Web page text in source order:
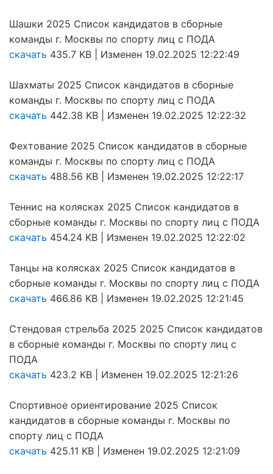
Шашки 2025 Список кандидатов в сборные
команды г. Москвы по спорту лиц с ПОДА
скачать 435.7 KB | Изменен 19.02.2025 12:22:49
Шахматы 2025 Список кандидатов в сборные
команды г. Москвы по спорту лиц с ПОДА
скачать 442.38 KB | Изменен 19.02.2025 12:22:32
Фехтование 2025 Список кандидатов в сборные
команды г. Москвы по спорту лиц с ПОДА
скачать 488.56 KB | Изменен 19.02.2025 12:22:17
Теннис на колясках 2025 Список кандидатов в
сборные команды г. Москвы по спорту лиц с ПОДА
скачать 454.24 KB | Изменен 19.02.2025 12:22:02
Танцы на колясках 2025 Список кандидатов в
сборные команды г. Москвы по спорту лиц с ПОДА
скачать 466.86 KB | Изменен 19.02.2025 12:21:45
Стендовая стрельба 2025 2025 Список кандидатов
в сборные команды г. Москвы по спорту лиц с
ПОДА
скачать 423.2 KB | Изменен 19.02.2025 12:21:26
Спортивное ориентирование 2025 Список
кандидатов в сборные команды г. Москвы по
спорту лиц с ПОДА
скачать 425.11 KB | Изменен 19.02.2025 12:21:09